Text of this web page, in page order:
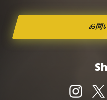
お問